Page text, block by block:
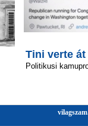
Tini verte
Politikusi